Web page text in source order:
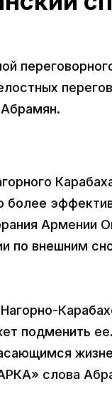
более
Армении
по внешним
подменить
слова